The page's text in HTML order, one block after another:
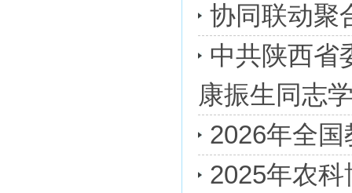
协同联动聚
中共陕西省
康振生同志
2026年全
2025年农